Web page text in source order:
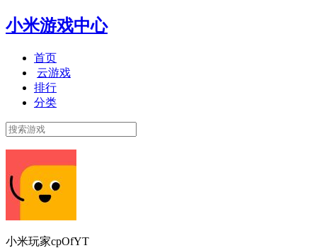
小米游戏中心
首页
云游戏
排行
分类
小米玩家cpOfYT